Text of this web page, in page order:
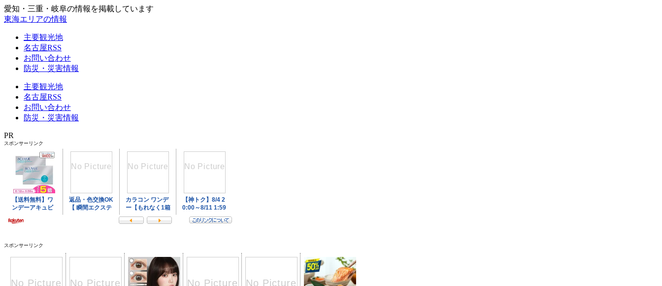
愛知・三重・岐阜の情報を掲載しています
東海エリアの情報
主要観光地
名古屋RSS
お問い合わせ
防災・災害情報
主要観光地
名古屋RSS
お問い合わせ
防災・災害情報
PR
スポンサーリンク
スポンサーリンク